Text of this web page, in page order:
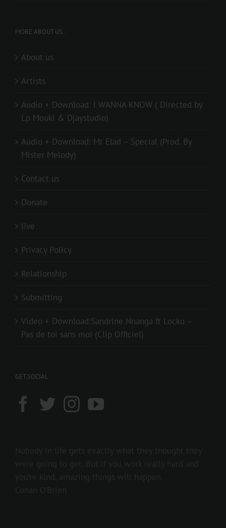
MORE ABOUT US..
About us
Artists
Audio + Download: I WANNA KNOW ( Directed by
Lp Mouki & Djaystudio)
Audio + Download: Mr Elad – Special (Prod. By
Mister Melody)
Contact us
Donate
live
Privacy Policy
Relationship
Submitting
Video + Download:Sandrine Nnanga ft Locko –
Pas de toi sans moi (Clip Officiel)
GET SOCIAL